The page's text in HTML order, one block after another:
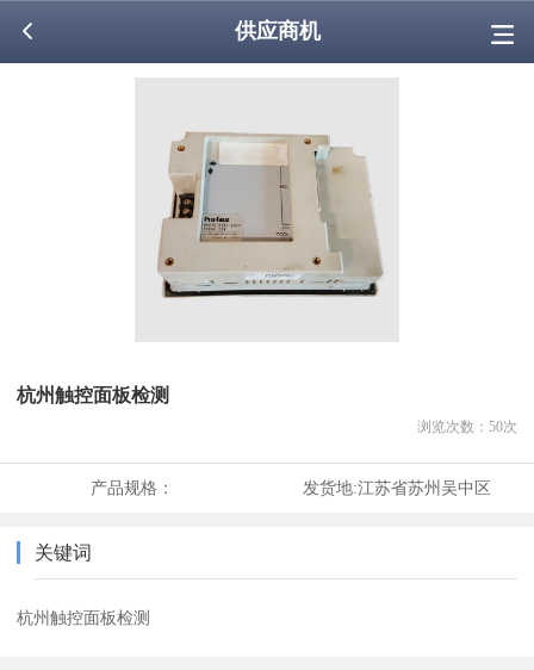
供应商机
杭州触控面板检测
浏览次数： 50次
产品规格： 发货地:江苏省苏州吴中区
关键词
杭州触控面板检测